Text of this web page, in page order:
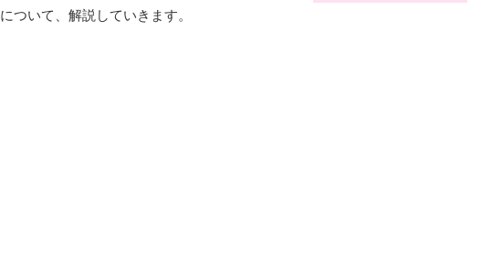
について、解説していきます。